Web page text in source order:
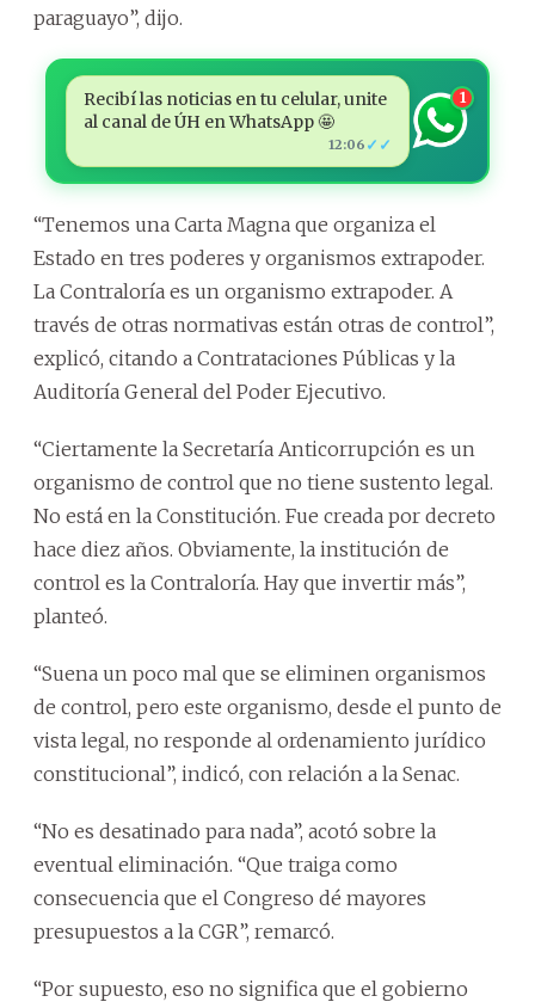
paraguayo”, dijo.
Recibí las noticias en tu celular, unite
al canal de ÚH en WhatsApp 🤩
12:06 ✓✓
1
“Tenemos una Carta Magna que organiza el
Estado en tres poderes y organismos extrapoder.
La Contraloría es un organismo extrapoder. A
través de otras normativas están otras de control”,
explicó, citando a Contrataciones Públicas y la
Auditoría General del Poder Ejecutivo.
“Ciertamente la Secretaría Anticorrupción es un
organismo de control que no tiene sustento legal.
No está en la Constitución. Fue creada por decreto
hace diez años. Obviamente, la institución de
control es la Contraloría. Hay que invertir más”,
planteó.
“Suena un poco mal que se eliminen organismos
de control, pero este organismo, desde el punto de
vista legal, no responde al ordenamiento jurídico
constitucional”, indicó, con relación a la Senac.
“No es desatinado para nada”, acotó sobre la
eventual eliminación. “Que traiga como
consecuencia que el Congreso dé mayores
presupuestos a la CGR”, remarcó.
“Por supuesto, eso no significa que el gobierno